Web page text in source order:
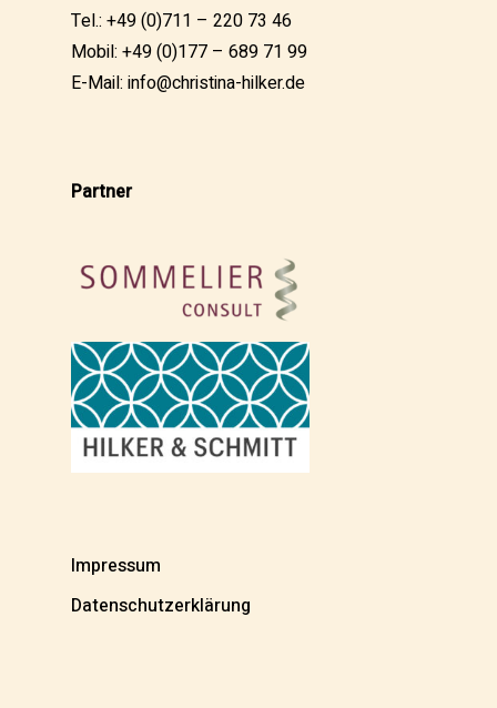
Tel.: +49 (0)711 – 220 73 46
Mobil: +49 (0)177 – 689 71 99
E-Mail: info@christina-hilker.de
Partner
Impressum
Datenschutzerklärung